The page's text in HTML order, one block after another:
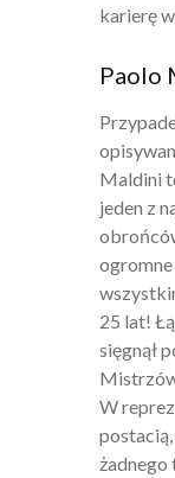
karierę
Paolo
Maldini
jeden z
ogromne
25 lat!
sięgnął
W
żadnego